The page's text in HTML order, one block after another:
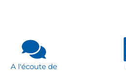
A l'écoute de